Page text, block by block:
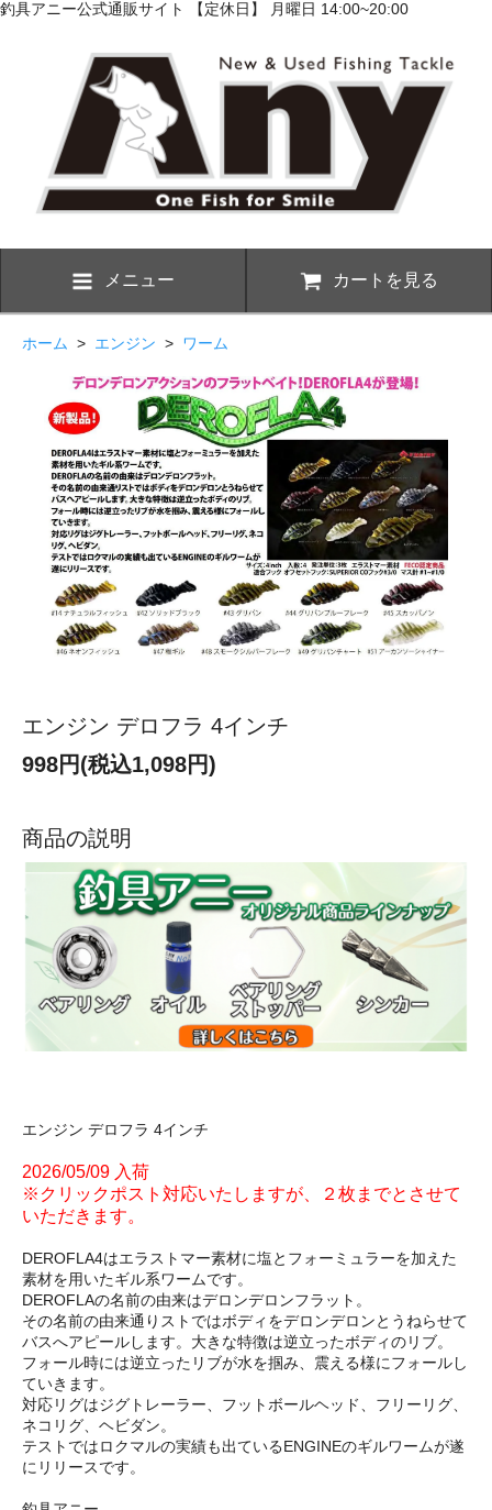
釣具アニー公式通販サイト 【定休日】 月曜日 14:00~20:00
メニュー カートを見る
ホーム > エンジン > ワーム
エンジン デロフラ 4インチ
998円(税込1,098円)
商品の説明
エンジン デロフラ 4インチ
2026/05/09 入荷
※クリックポスト対応いたしますが、２枚までとさせて
いただきます。
DEROFLA4はエラストマー素材に塩とフォーミュラーを加えた
素材を用いたギル系ワームです。
DEROFLAの名前の由来はデロンデロンフラット。
その名前の由来通りストではボディをデロンデロンとうねらせて
バスへアピールします。大きな特徴は逆立ったボディのリブ。
フォール時には逆立ったリブが水を掴み、震える様にフォールし
ていきます。
対応リグはジグトレーラー、フットボールヘッド、フリーリグ、
ネコリグ、ヘビダン。
テストではロクマルの実績も出ているENGINEのギルワームが遂
にリリースです。